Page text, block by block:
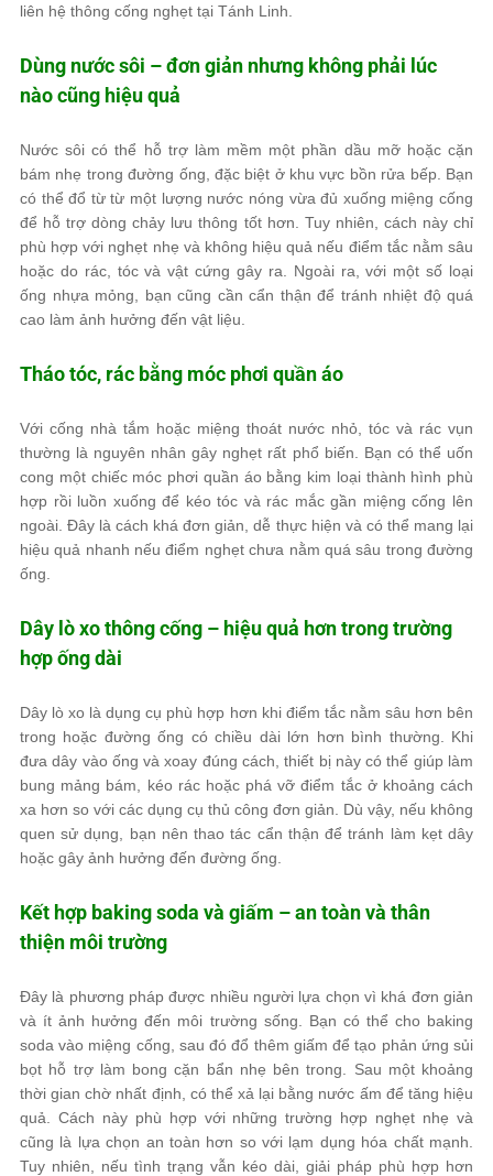
liên hệ thông cống nghẹt tại Tánh Linh.
Dùng nước sôi – đơn giản nhưng không phải lúc
nào cũng hiệu quả
Nước sôi có thể hỗ trợ làm mềm một phần dầu mỡ hoặc cặn
bám nhẹ trong đường ống, đặc biệt ở khu vực bồn rửa bếp. Bạn
có thể đổ từ từ một lượng nước nóng vừa đủ xuống miệng cống
để hỗ trợ dòng chảy lưu thông tốt hơn. Tuy nhiên, cách này chỉ
phù hợp với nghẹt nhẹ và không hiệu quả nếu điểm tắc nằm sâu
hoặc do rác, tóc và vật cứng gây ra. Ngoài ra, với một số loại
ống nhựa mỏng, bạn cũng cần cẩn thận để tránh nhiệt độ quá
cao làm ảnh hưởng đến vật liệu.
Tháo tóc, rác bằng móc phơi quần áo
Với cống nhà tắm hoặc miệng thoát nước nhỏ, tóc và rác vụn
thường là nguyên nhân gây nghẹt rất phổ biến. Bạn có thể uốn
cong một chiếc móc phơi quần áo bằng kim loại thành hình phù
hợp rồi luồn xuống để kéo tóc và rác mắc gần miệng cống lên
ngoài. Đây là cách khá đơn giản, dễ thực hiện và có thể mang lại
hiệu quả nhanh nếu điểm nghẹt chưa nằm quá sâu trong đường
ống.
Dây lò xo thông cống – hiệu quả hơn trong trường
hợp ống dài
Dây lò xo là dụng cụ phù hợp hơn khi điểm tắc nằm sâu hơn bên
trong hoặc đường ống có chiều dài lớn hơn bình thường. Khi
đưa dây vào ống và xoay đúng cách, thiết bị này có thể giúp làm
bung mảng bám, kéo rác hoặc phá vỡ điểm tắc ở khoảng cách
xa hơn so với các dụng cụ thủ công đơn giản. Dù vậy, nếu không
quen sử dụng, bạn nên thao tác cẩn thận để tránh làm kẹt dây
hoặc gây ảnh hưởng đến đường ống.
Kết hợp baking soda và giấm – an toàn và thân
thiện môi trường
Đây là phương pháp được nhiều người lựa chọn vì khá đơn giản
và ít ảnh hưởng đến môi trường sống. Bạn có thể cho baking
soda vào miệng cống, sau đó đổ thêm giấm để tạo phản ứng sủi
bọt hỗ trợ làm bong cặn bẩn nhẹ bên trong. Sau một khoảng
thời gian chờ nhất định, có thể xả lại bằng nước ấm để tăng hiệu
quả. Cách này phù hợp với những trường hợp nghẹt nhẹ và
cũng là lựa chọn an toàn hơn so với lạm dụng hóa chất mạnh.
Tuy nhiên, nếu tình trạng vẫn kéo dài, giải pháp phù hợp hơn